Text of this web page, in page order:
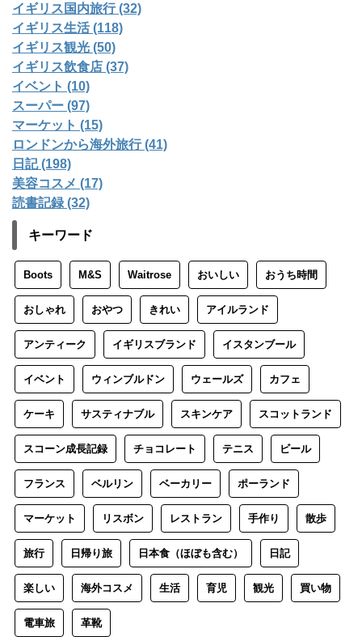
イギリス国内旅行 (32)
イギリス生活 (118)
イギリス観光 (50)
イギリス飲食店 (37)
イベント (10)
スーパー (97)
マーケット (15)
ロンドンから海外旅行 (41)
日記 (198)
美容コスメ (17)
読書記録 (32)
キーワード
Boots M&S Waitrose おいしい おうち時間
おしゃれ おやつ きれい アイルランド
アンティーク イギリスブランド イスタンブール
イベント ウィンブルドン ウェールズ カフェ
ケーキ サスティナブル スキンケア スコットランド
スコーン成長記録 チョコレート テニス ビール
フランス ベルリン ベーカリー ポーランド
マーケット リスボン レストラン 手作り 散歩
旅行 日帰り旅 日本食（ほぼも含む） 日記
楽しい 海外コスメ 生活 育児 観光 買い物
電車旅 革靴